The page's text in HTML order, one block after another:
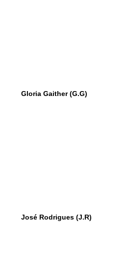
Gloria Gaither (G.G)
José Rodrigues (J.R)